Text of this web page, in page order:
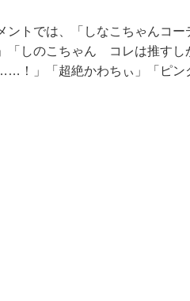
ントでは、「しなこちゃんコ
「しのこちゃん コレは推すし
！」「超絶かわちぃ」「ピン